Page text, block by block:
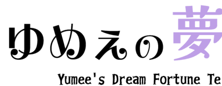
content